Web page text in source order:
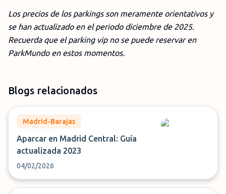
Los precios de los parkings son meramente orientativos y
se han actualizado en el periodo diciembre de 2025.
Recuerda que el parking vip no se puede reservar en
ParkMundo en estos momentos.
Blogs relacionados
Madrid-Barajas
Aparcar en Madrid Central: Guía
actualizada 2023
04/02/2026